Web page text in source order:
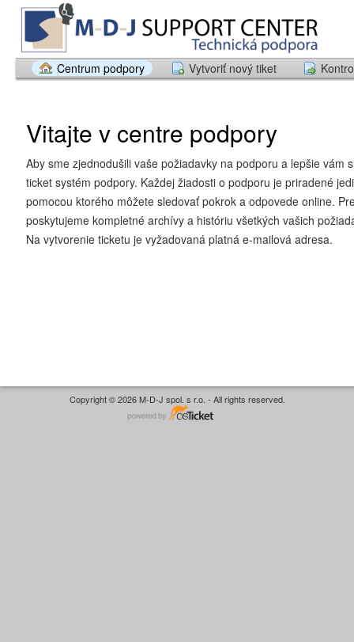
Centrum podpory Vytvoriť nový tiket
Vitajte v centre podpory
Aby sme zjednodušili vaše požiadavky na podporu a lepšie vám
ticket systém podpory. Každej žiadosti o podporu je priradené
pomocou ktorého môžete sledovať pokrok a odpovede online.
poskytujeme kompletné archívy a históriu všetkých vašich
Na vytvorenie ticketu je vyžadovaná platná e-mailová adresa.
Copyright © 2026 M-D-J spol. s r.o. - All rights reserved.